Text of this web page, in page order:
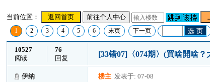
当前位置： 返回首页 前往个人中心
1 2 3 4 5 6 末页 下一页 选 页
10527
阅读
76
回复
[33错07]〈074期〉(買啥開啥
伊纳 楼主 发表于: 07-08